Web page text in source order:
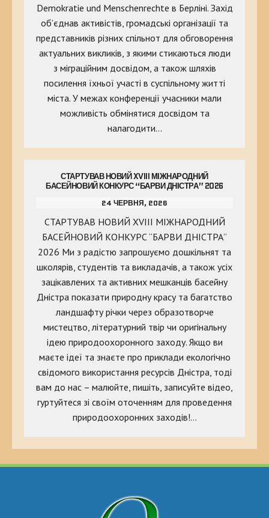
Demokratie und Menschenrechte в Берліні. Захід
об’єднав активістів, громадські організації та
представників різних спільнот для обговорення
актуальних викликів, з якими стикаються люди
з міграційним досвідом, а також шляхів
посилення їхньої участі в суспільному житті
міста. У межах конференції учасники мали
можливість обмінятися досвідом та
налагодити…
СТАРТУВАВ НОВИЙ XVIII МІЖНАРОДНИЙ
БАСЕЙНОВИЙ КОНКУРС “БАРВИ ДНІСТРА” 2026
24 ЧЕРВНЯ, 2026
СТАРТУВАВ НОВИЙ XVIII МІЖНАРОДНИЙ
БАСЕЙНОВИЙ КОНКУРС “БАРВИ ДНІСТРА”
2026 Ми з радістю запрошуємо дошкільнят та
школярів, студентів та викладачів, а також усіх
зацікавлених та активних мешканців басейну
Дністра показати природну красу та багатство
ландшафту річки через образотворче
мистецтво, літературний твір чи оригінальну
ідею природоохоронного заходу. Якщо ви
маєте ідеї та знаєте про приклади екологічно
свідомого використання ресурсів Дністра, тоді
вам до нас – малюйте, пишіть, записуйте відео,
гуртуйтеся зі своїм оточенням для проведення
природоохоронних заходів!…